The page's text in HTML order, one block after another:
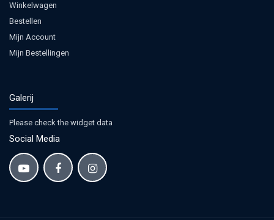
Winkelwagen
Bestellen
Mijn Account
Mijn Bestellingen
Galerij
Please check the widget data
Social Media